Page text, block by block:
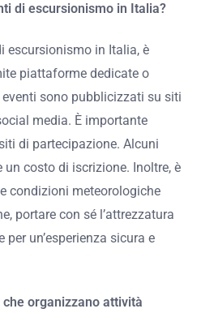
di escursionismo in Italia?
escursionismo in Italia, è
piattaforme dedicate o
sono pubblicizzati su siti
media. È importante
di partecipazione. Alcuni
costo di iscrizione. Inoltre, è
condizioni meteorologiche
portare con sé l’attrezzatura
un’esperienza sicura e
organizzano attività